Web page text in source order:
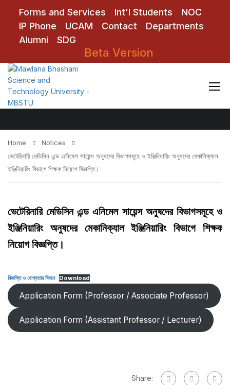
Forms and Services Int'l Students
NOC
IP Phone
UCAM Contact
Departments
Alumni
SDG
Beta Version
Notices
Home
Notices
ভেটেরিনারি মেডিসিন এন্ড এনিমেল সায়েন্স অনুষদের বিভাগসমূহে ও ইঞ্জিনিয়ারিং অনুষদের মেকানিক্যাল
ইঞ্জিনিয়ারিং বিভাগে শিক্ষক নিয়োগ বিজ্ঞপ্তি।
ভেটেরিনারি মেডিসিন এন্ড এনিমেল সায়েন্স অনুষদের বিভাগসমূহে ও
ইঞ্জিনিয়ারিং অনুষদের মেকানিক্যাল ইঞ্জিনিয়ারিং বিভাগে শিক্ষক
নিয়োগ বিজ্ঞপ্তি।
বিজ্ঞপ্তি ও যোগ্যতার বিবরণ Download
Application Form (Professor / Associate Professor)
Application Form (Assistant Professor / Lecturer)
Share: